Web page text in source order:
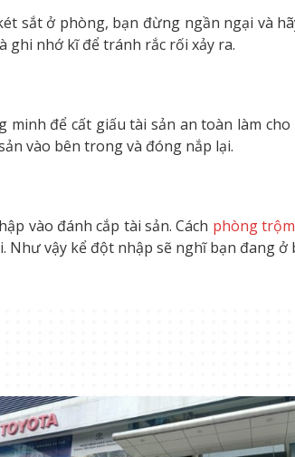
sắt ở phòng, bạn đừng ngần ngại và
ghi nhớ kĩ để tránh rắc rối xảy ra.
minh để cất giấu tài sản an toàn làm
vào bên trong và đóng nắp lại.
vào đánh cắp tài sản. Cách phòng
vậy kể đột nhập sẽ nghĩ bạn đang